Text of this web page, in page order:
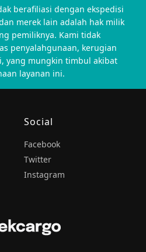
berafiliasi dengan ekspedisi
merek lain adalah hak milik
pemiliknya. Kami tidak
penyalahgunaan, kerugian
yang mungkin timbul akibat
layanan ini.
Social
Facebook
Twitter
Instagram